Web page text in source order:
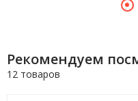
Рекомендуем
12 товаров